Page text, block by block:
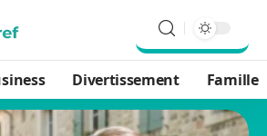
Divertissement Famille